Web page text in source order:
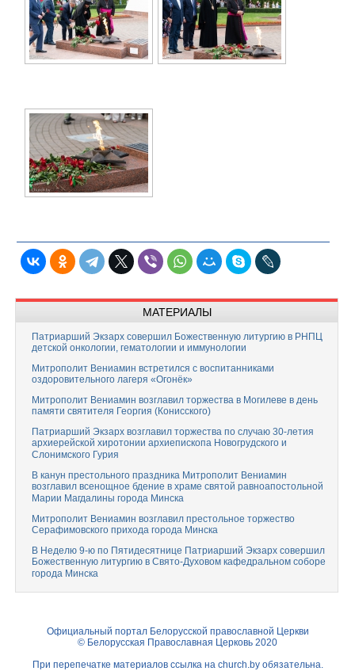
МАТЕРИАЛЫ
Патриарший Экзарх совершил Божественную литургию в РНПЦ
детской онкологии, гематологии и иммунологии
Митрополит Вениамин встретился с воспитанниками
оздоровительного лагеря «Огонёк»
Митрополит Вениамин возглавил торжества в Могилеве в день
памяти святителя Георгия (Конисского)
Патриарший Экзарх возглавил торжества по случаю 30-летия
архиерейской хиротонии архиепископа Новогрудского и
Слонимского Гурия
В канун престольного праздника Митрополит Вениамин
возглавил всенощное бдение в храме святой равноапостольной
Марии Магдалины города Минска
Митрополит Вениамин возглавил престольное торжество
Серафимовского прихода города Минска
В Неделю 9-ю по Пятидесятнице Патриарший Экзарх совершил
Божественную литургию в Свято-Духовом кафедральном соборе
города Минска
Официальный портал Белорусской православной Церкви
© Белорусская Православная Церковь 2020
При перепечатке материалов ссылка на church.byобязательна.